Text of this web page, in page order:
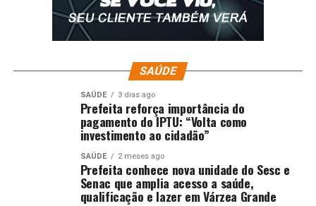
SAÚDE
SAÚDE 3 dias ago
Prefeita reforça importância do
pagamento do IPTU: “Volta como
investimento ao cidadão”
SAÚDE 2 meses ago
Prefeita conhece nova unidade do Sesc e
Senac que amplia acesso a saúde,
qualificação e lazer em Várzea Grande